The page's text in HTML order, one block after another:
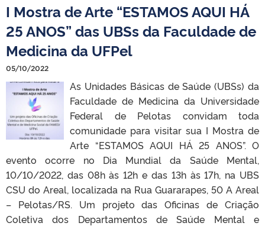
I Mostra de Arte “ESTAMOS AQUI HÁ
25 ANOS” das UBSs da Faculdade de
Medicina da UFPel
05/10/2022
As Unidades Básicas de Saúde (UBSs) da
Faculdade de Medicina da Universidade
Federal de Pelotas convidam toda
comunidade para visitar sua I Mostra de
Arte “ESTAMOS AQUI HÁ 25 ANOS”. O
evento ocorre no Dia Mundial da Saúde Mental,
10/10/2022, das 08h às 12h e das 13h às 17h, na UBS
CSU do Areal, localizada na Rua Guararapes, 50 A Areal
– Pelotas/RS. Um projeto das Oficinas de Criação
Coletiva dos Departamentos de Saúde Mental e